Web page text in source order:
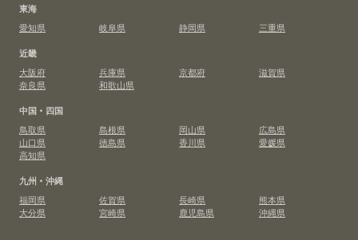
東海
愛知県
岐阜県 静岡県
三重県
近畿
大阪府
兵庫県 京都府
滋賀県
奈良県
和歌山県
中国・四国
鳥取県
島根県 岡山県
広島県
山口県
徳島県 香川県
愛媛県
高知県
九州・沖縄
福岡県
佐賀県 長崎県
熊本県
大分県
宮崎県 鹿児島県 沖縄県